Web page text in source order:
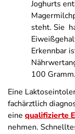
Joghurts
steht. Sie
Erkennbar
100 Gramm.
Eine
fachärztlich
eine qualifizierte
nehmen.